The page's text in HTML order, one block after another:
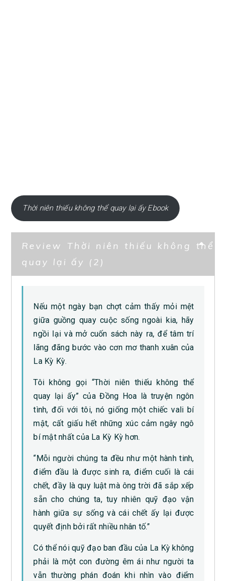
Thời niên thiếu không thể quay lại ấy Ebook
Review Thời niên thiếu không thể
quay lại ấy (2)
Nếu một ngày bạn chợt cảm thấy mỏi mệt
giữa guồng quay cuộc sống ngoài kia, hãy
ngồi lại và mở cuốn sách này ra, để tâm trí
lãng đãng bước vào cơn mơ thanh xuân của
La Kỳ Kỳ.
Tôi không gọi “Thời niên thiếu không thể
quay lại ấy” của Đồng Hoa là truyện ngôn
tình, đối với tôi, nó giống một chiếc vali bí
mật, cất giấu hết những xúc cảm ngây ngô
bí mật nhất của La Kỳ Kỳ hơn.
“Mỗi người chúng ta đều như một hành tinh,
điểm đầu là được sinh ra, điểm cuối là cái
chết, đầy là quy luật mà ông trời đã sắp xếp
sẵn cho chúng ta, tuy nhiên quỹ đạo vận
hành giữa sự sống và cái chết ấy lại được
quyết định bởi rất nhiều nhân tố.”
Có thể nói quỹ đạo ban đầu của La Kỳ không
phải là một con đường êm ái như người ta
vẫn thường phán đoán khi nhìn vào điểm